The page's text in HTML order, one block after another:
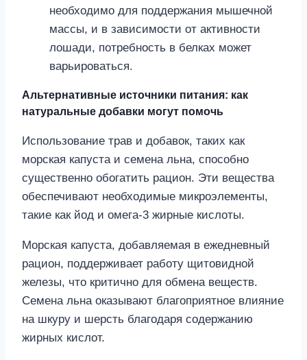
необходимо для поддержания мышечной
массы, и в зависимости от активности
лошади, потребность в белках может
варьироваться.
Альтернативные источники питания: как
натуральные добавки могут помочь
Использование трав и добавок, таких как
морская капуста и семена льна, способно
существенно обогатить рацион. Эти вещества
обеспечивают необходимые микроэлементы,
такие как йод и омега-3 жирные кислоты.
Морская капуста, добавляемая в ежедневный
рацион, поддерживает работу щитовидной
железы, что критично для обмена веществ.
Семена льна оказывают благоприятное влияние
на шкуру и шерсть благодаря содержанию
жирных кислот.